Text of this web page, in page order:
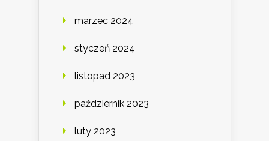
marzec 2024
styczeń 2024
listopad 2023
październik 2023
luty 2023